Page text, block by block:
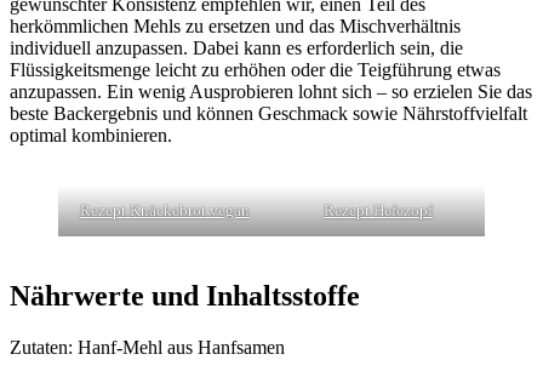
gewünschter Konsistenz empfehlen wir, einen Teil des
herkömmlichen Mehls zu ersetzen und das Mischverhältnis
individuell anzupassen. Dabei kann es erforderlich sein, die
Flüssigkeitsmenge leicht zu erhöhen oder die Teigführung etwas
anzupassen. Ein wenig Ausprobieren lohnt sich – so erzielen Sie das
beste Backergebnis und können Geschmack sowie Nährstoffvielfalt
optimal kombinieren.
Rezept Knäckebrot vegan Rezept Hefezopf
Nährwerte und Inhaltsstoffe
Zutaten: Hanf-Mehl aus Hanfsamen